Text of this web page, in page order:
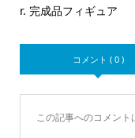
r. 完成品フィギュア
コメント ( 0 )
この記事へのコメント